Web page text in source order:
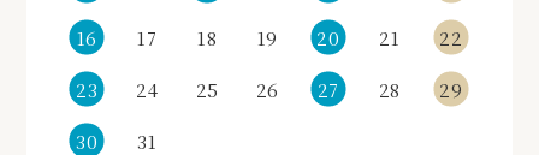
16 17 18 19 20 21 22
23 24 25 26 27 28 29
30 31